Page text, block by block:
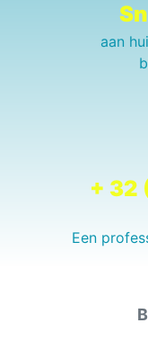
aan
+ 32
Een